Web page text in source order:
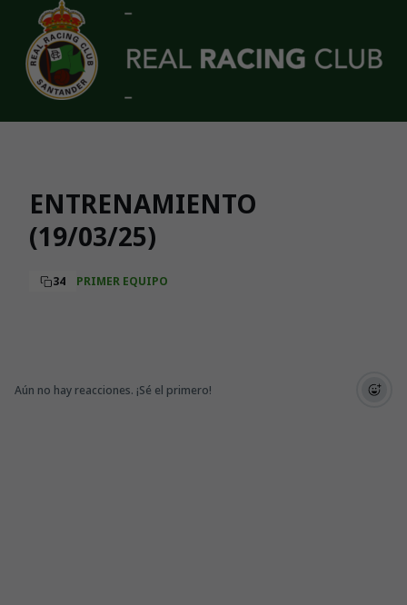
Skip to main content
ENTRENAMIENTO
(19/03/25)
34 PRIMER EQUIPO
Aún no hay reacciones. ¡Sé el primero!